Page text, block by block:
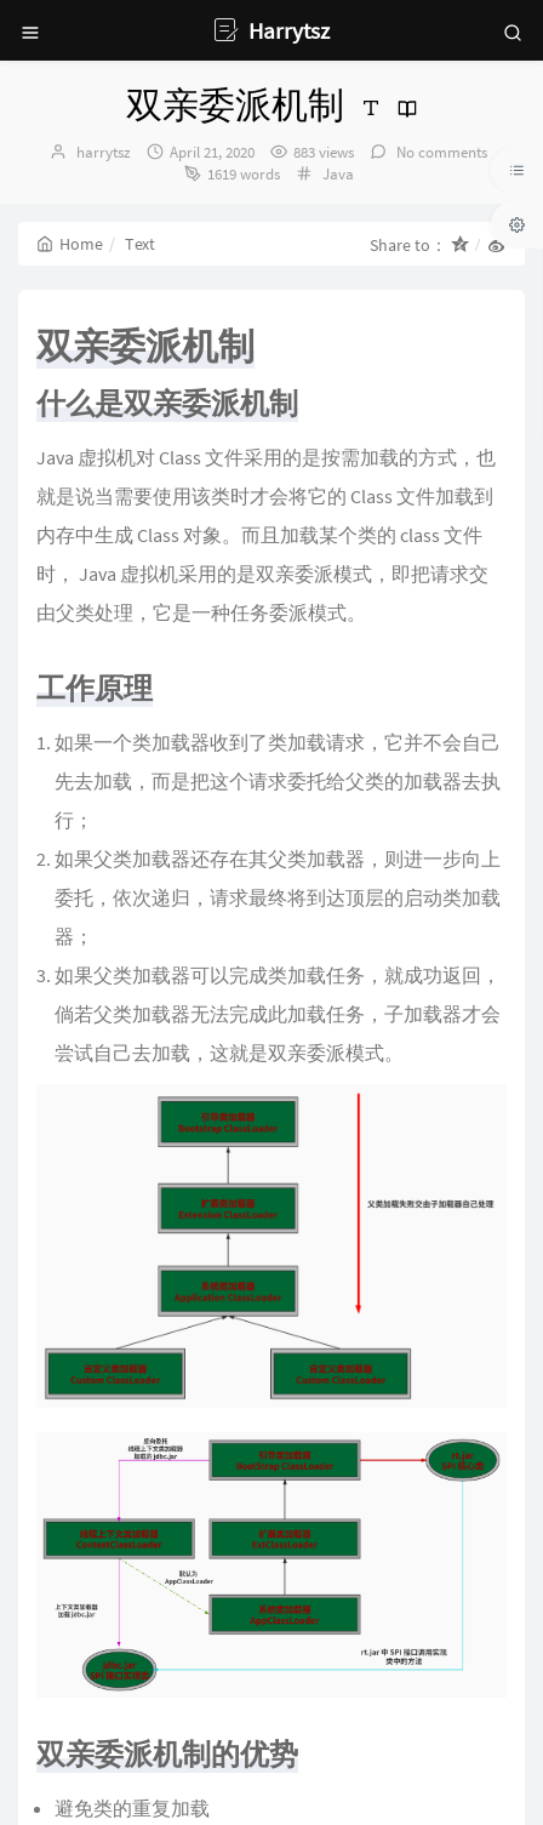
Harrytsz
双亲委派机制
Author：
harrytsz
发
April 21, 2020 883 views
No comments
1619 words
Categories：
Java
Home Text Share to：
双亲委派机制
什么是双亲委派机制
Java 虚拟机对 Class 文件采用的是按需加载的方式，也
就是说当需要使用该类时才会将它的 Class 文件加载到
内存中生成 Class 对象。而且加载某个类的 class 文件
时， Java 虚拟机采用的是双亲委派模式，即把请求交
由父类处理，它是一种任务委派模式。
工作原理
如果一个类加载器收到了类加载请求，它并不会自己
先去加载，而是把这个请求委托给父类的加载器去执
行；
如果父类加载器还存在其父类加载器，则进一步向上
委托，依次递归，请求最终将到达顶层的启动类加载
器；
如果父类加载器可以完成类加载任务，就成功返回，
倘若父类加载器无法完成此加载任务，子加载器才会
尝试自己去加载，这就是双亲委派模式。
双亲委派机制的优势
避免类的重复加载